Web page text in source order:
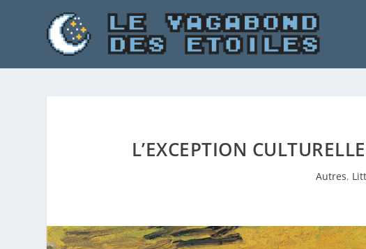
L’EXCEPTION
Autres,